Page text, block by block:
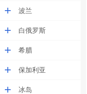
波兰
白俄罗斯
希腊
保加利亚
冰岛